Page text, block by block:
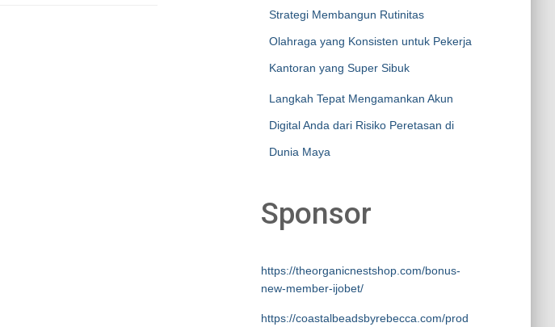
Strategi Membangun Rutinitas
Olahraga yang Konsisten untuk Pekerja
Kantoran yang Super Sibuk
Langkah Tepat Mengamankan Akun
Digital Anda dari Risiko Peretasan di
Dunia Maya
Sponsor
https://theorganicnestshop.com/bonus-
new-member-ijobet/
https://coastalbeadsbyrebecca.com/prod